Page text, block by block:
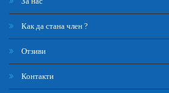
Как да стана член ?
Отзиви
Контакти